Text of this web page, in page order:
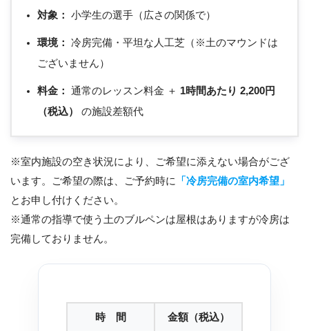
対象： 小学生の選手（広さの関係で）
環境：
冷房完備・平坦な人工芝（※土のマウンドは
ございません）
料金： 通常のレッスン料金 ＋ 1時間あたり 2,200円
（税込）
の施設差額代
※室内施設の空き状況により、ご希望に添えない場合がござ
います。ご希望の際は、ご予約時に
「冷房完備の室内希望」
とお申し付けください。
※通常の指導で使う土のブルペンは屋根はありますが冷房は
完備しておりません。
時 間 金額（税込）